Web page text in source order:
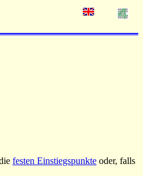
festen Einstiegspunkte oder, falls